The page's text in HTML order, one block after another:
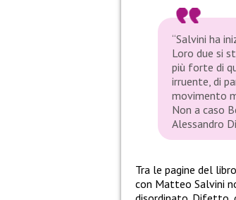
“Salvini ha
Loro due si
più forte di
irruente, di
movimento
Non a caso
Alessandro
Tra le pagine del
con Matteo Salvini